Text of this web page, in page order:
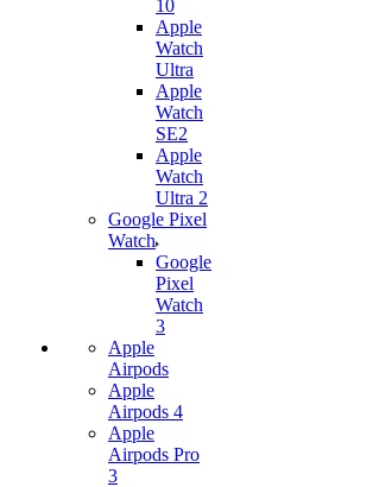
10
Apple
Watch
Ultra
Apple
Watch
SE2
Apple
Watch
Ultra 2
Google Pixel
Watch
Google
Pixel
Watch
3
Apple
Airpods
Apple
Airpods 4
Apple
Airpods Pro
3